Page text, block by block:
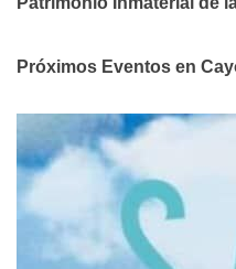
Próximos Eventos en